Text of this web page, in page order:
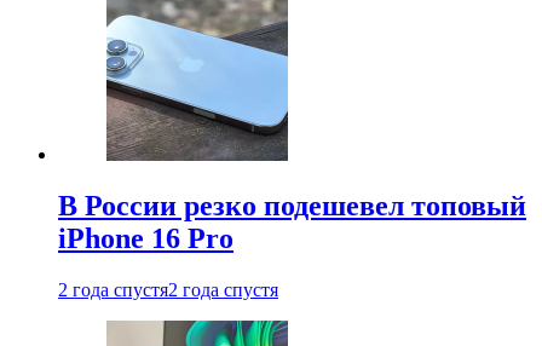
В России резко подешевел топовый
iPhone 16 Pro
2 года спустя2 года спустя